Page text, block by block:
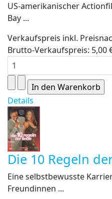
US-amerikanischer
Bay ...
Verkaufspreis inkl.
Brutto-Verkaufspreis: 5,00
Details
Die 10 Regeln
Eine selbstbewusste
Freundinnen ...